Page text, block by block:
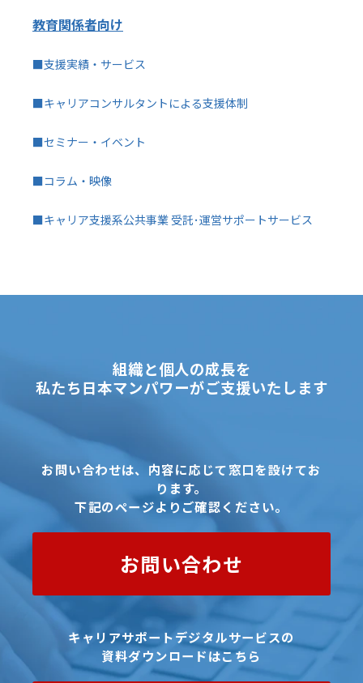
教育関係者向け
■支援実績・サービス
■キャリアコンサルタントによる支援体制
■セミナー・イベント
■コラム・映像
■キャリア支援系公共事業 受託･運営サポートサービス
組織と個人の成長を
私たち日本マンパワーがご支援いたします
お問い合わせは、内容に応じて窓口を設けてお
ります。
下記のページよりご確認ください。
お問い合わせ
キャリアサポートデジタルサービスの
資料ダウンロードはこちら